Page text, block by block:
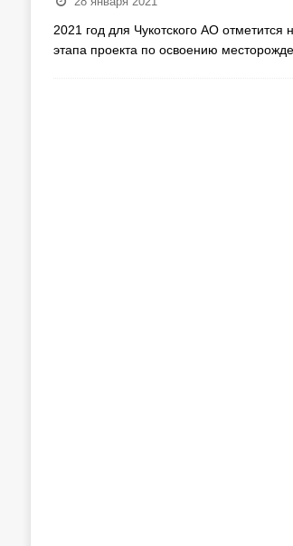
2021 год для Чукотского АО
этапа проекта по освоению